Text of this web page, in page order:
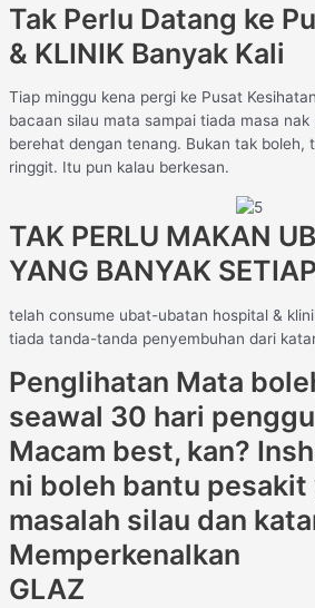
Tak Perlu Datang ke
& KLINIK Banyak Kali
Tiap minggu kena pergi ke Pusat
bacaan silau mata sampai tiada masa
berehat dengan tenang. Bukan tak boleh,
ringgit. Itu pun kalau berkesan.
TAK PERLU MAKAN
YANG BANYAK
telah consume ubat-ubatan hospital &
tiada tanda-tanda penyembuhan dari
Penglihatan Mata
seawal 30 hari
Macam best, kan?
ni boleh bantu pesakit
masalah silau dan
Memperkenalkan
GLAZ